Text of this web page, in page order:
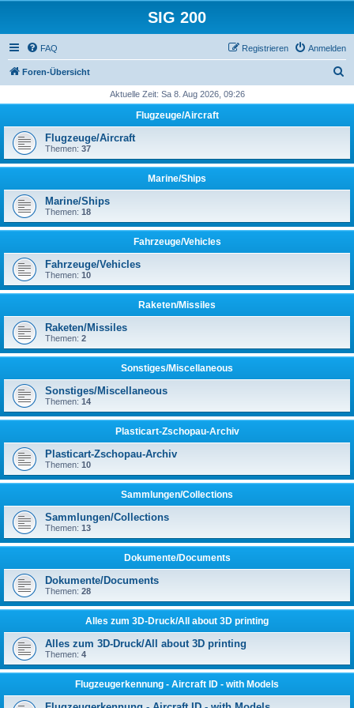
SIG 200
FAQ Anmelden
Registrieren
Foren-Übersicht
h
Aktuelle Zeit: Sa 8. Aug 2026, 09:26
Flugzeuge/Aircraft
Flugzeuge/Aircraft
Themen: 37
Marine/Ships
Marine/Ships
Themen: 18
Fahrzeuge/Vehicles
Fahrzeuge/Vehicles
Themen: 10
Raketen/Missiles
Raketen/Missiles
Themen: 2
Sonstiges/Miscellaneous
Sonstiges/Miscellaneous
Themen: 14
Plasticart-Zschopau-Archiv
Plasticart-Zschopau-Archiv
Themen: 10
Sammlungen/Collections
Sammlungen/Collections
Themen: 13
Dokumente/Documents
Dokumente/Documents
Themen: 28
Alles zum 3D-Druck/All about 3D printing
Alles zum 3D-Druck/All about 3D printing
Themen: 4
Flugzeugerkennung - Aircraft ID - with Models